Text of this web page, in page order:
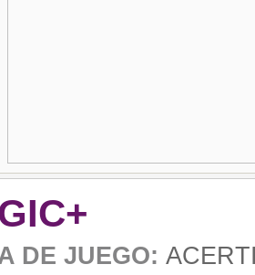
DE JUEGO: